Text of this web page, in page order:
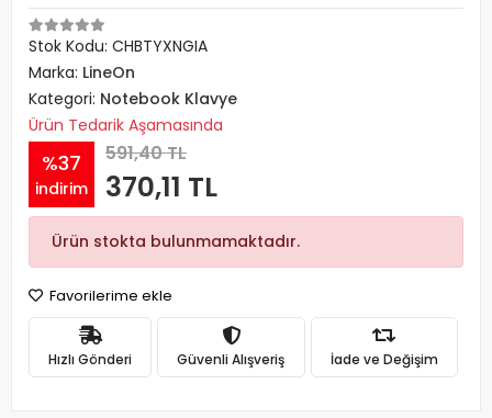
Stok Kodu: CHBTYXNGIA
Marka: LineOn
Kategori: Notebook Klavye
Ürün Tedarik Aşamasında
%37
indirim
591,40 TL
370,11 TL
Ürün stokta bulunmamaktadır.
Favorilerime ekle
Hızlı Gönderi Güvenli Alışveriş İade ve Değişim